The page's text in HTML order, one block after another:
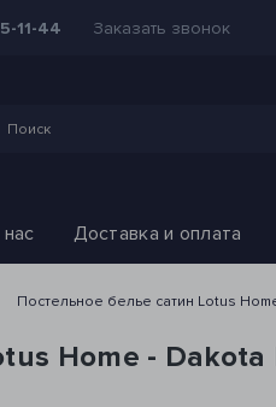
11-44 Заказать звонок
Доставка и оплата
Постельное белье сатин Lotus
Home -